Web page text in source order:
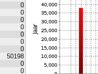
0
0
0
0
0
0
0
50198
0
0